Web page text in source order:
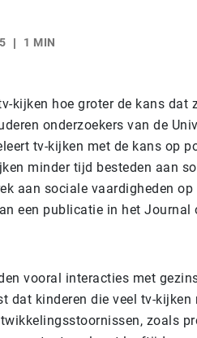
1 MIN
kijken hoe groter de kans
onderzoekers van de
tv-kijken met de kans op
minder tijd besteden aan
aan sociale vaardigheden
een publicatie in het Journal
vooral interacties met
dat kinderen die veel tv-
zoals